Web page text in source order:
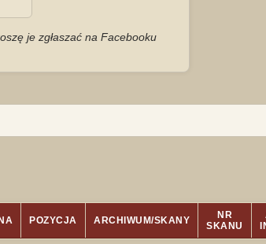
je zgłaszać na Facebooku
POZYCJA ARCHIWUM/SKANY
NR
SKANU